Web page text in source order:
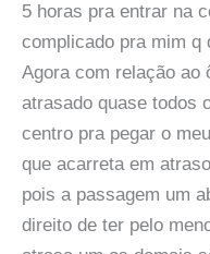
5 horas pra entrar na
complicado pra mim q
Agora com relação ao
atrasado quase todos
centro pra pegar o
que acarreta em
pois a passagem um
direito de ter pelo